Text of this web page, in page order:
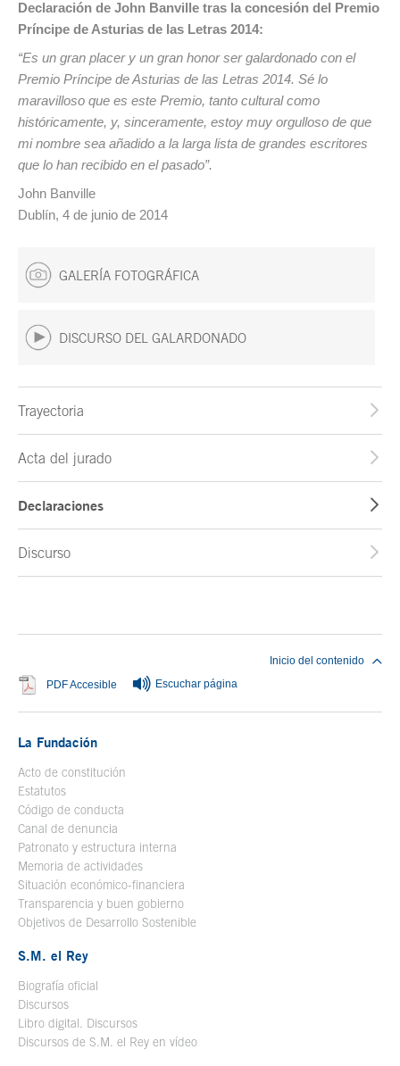
Declaración de John Banville tras la concesión del Premio
Príncipe de Asturias de las Letras 2014:
“Es un gran placer y un gran honor ser galardonado con el
Premio Príncipe de Asturias de las Letras 2014. Sé lo
maravilloso que es este Premio, tanto cultural como
históricamente, y, sinceramente, estoy muy orgulloso de que
mi nombre sea añadido a la larga lista de grandes escritores
que lo han recibido en el pasado”.
John Banville
Dublín, 4 de junio de 2014
GALERÍA FOTOGRÁFICA
DISCURSO DEL GALARDONADO
Trayectoria
Acta del jurado
Declaraciones
Discurso
PDF Accesible Se abre en ventana nueva
Escuchar página
Inicio del contenido
La Fundación
Acto de constitución
Estatutos
Código de conducta
Canal de denuncia
Patronato y estructura interna
Memoria de actividades
Situación económico-financiera
Transparencia y buen gobierno
Objetivos de Desarrollo Sostenible
S.M. el Rey
Biografía oficial
Discursos
Libro digital. Discursos
Discursos de S.M. el Rey en vídeo